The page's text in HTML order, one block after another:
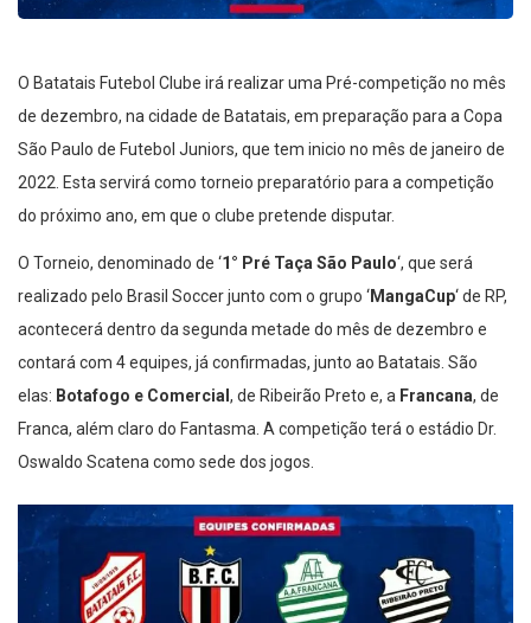
O Batatais Futebol Clube irá realizar uma Pré-competição no mês
de dezembro, na cidade de Batatais, em preparação para a Copa
São Paulo de Futebol Juniors, que tem inicio no mês de janeiro de
2022. Esta servirá como torneio preparatório para a competição
do próximo ano, em que o clube pretende disputar.
O Torneio, denominado de ‘ 1° Pré Taça São Paulo ‘, que será
realizado pelo Brasil Soccer junto com o grupo ‘ MangaCup ‘ de RP,
acontecerá dentro da segunda metade do mês de dezembro e
contará com 4 equipes, já confirmadas, junto ao Batatais. São
elas: Botafogo e Comercial, de Ribeirão Preto e, a Francana, de
Franca, além claro do Fantasma. A competição terá o estádio Dr.
Oswaldo Scatena como sede dos jogos.